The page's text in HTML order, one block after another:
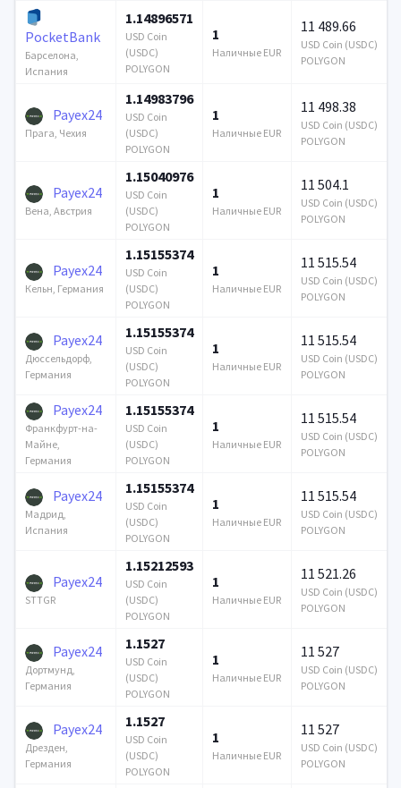
PocketBank
Барселона,
Испания
1.14896571
USD Coin
(USDC)
POLYGON
1
Наличные EUR
11 489.66
USD Coin (USDC)
POLYGON
Payex24
Прага, Чехия
1.14983796
USD Coin
(USDC)
POLYGON
1
Наличные EUR
11 498.38
USD Coin (USDC)
POLYGON
Payex24
Вена, Австрия
1.15040976
USD Coin
(USDC)
POLYGON
1
Наличные EUR
11 504.1
USD Coin (USDC)
POLYGON
Payex24
Кельн, Германия
1.15155374
USD Coin
(USDC)
POLYGON
1
Наличные EUR
11 515.54
USD Coin (USDC)
POLYGON
Payex24
Дюссельдорф,
Германия
1.15155374
USD Coin
(USDC)
POLYGON
1
Наличные EUR
11 515.54
USD Coin (USDC)
POLYGON
Payex24
Франкфурт-на-
Майне,
Германия
1.15155374
USD Coin
(USDC)
POLYGON
1
Наличные EUR
11 515.54
USD Coin (USDC)
POLYGON
Payex24
Мадрид,
Испания
1.15155374
USD Coin
(USDC)
POLYGON
1
Наличные EUR
11 515.54
USD Coin (USDC)
POLYGON
Payex24
STTGR
1.15212593
USD Coin
(USDC)
POLYGON
1
Наличные EUR
11 521.26
USD Coin (USDC)
POLYGON
Payex24
Дортмунд,
Германия
1.1527
USD Coin
(USDC)
POLYGON
1
Наличные EUR
11 527
USD Coin (USDC)
POLYGON
Payex24
Дрезден,
Германия
1.1527
USD Coin
(USDC)
POLYGON
1
Наличные EUR
11 527
USD Coin (USDC)
POLYGON